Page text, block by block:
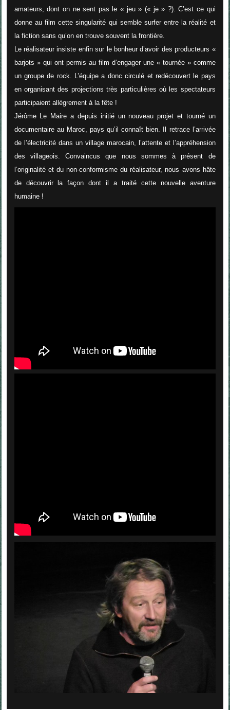
amateurs, dont on ne sent pas le « jeu » (« je » ?). C’est ce qui
donne au film cette singularité qui semble surfer entre la réalité et
la fiction sans qu’on en trouve souvent la frontière.
Le réalisateur insiste enfin sur le bonheur d’avoir des producteurs «
barjots » qui ont permis au film d’engager une « tournée » comme
un groupe de rock. L’équipe a donc circulé et redécouvert le pays
en organisant des projections très particulières où les spectateurs
participaient allègrement à la fête !
Jérôme Le Maire a depuis initié un nouveau projet et tourné un
documentaire au Maroc, pays qu’il connaît bien. Il retrace l’arrivée
de l’électricité dans un village marocain, l’attente et l’appréhension
des villageois. Convaincus que nous sommes à présent de
l’originalité et du non-conformisme du réalisateur, nous avons hâte
de découvrir la façon dont il a traité cette nouvelle aventure
humaine !